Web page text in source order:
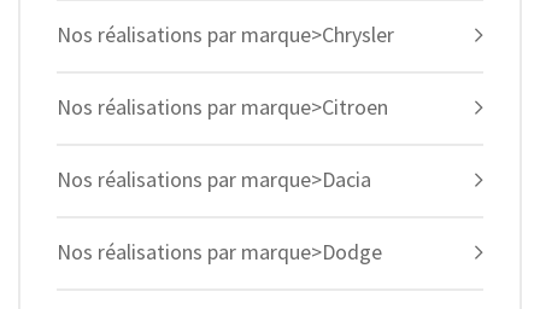
Nos réalisations par marque>Chrysler
Nos réalisations par marque>Citroen
Nos réalisations par marque>Dacia
Nos réalisations par marque>Dodge